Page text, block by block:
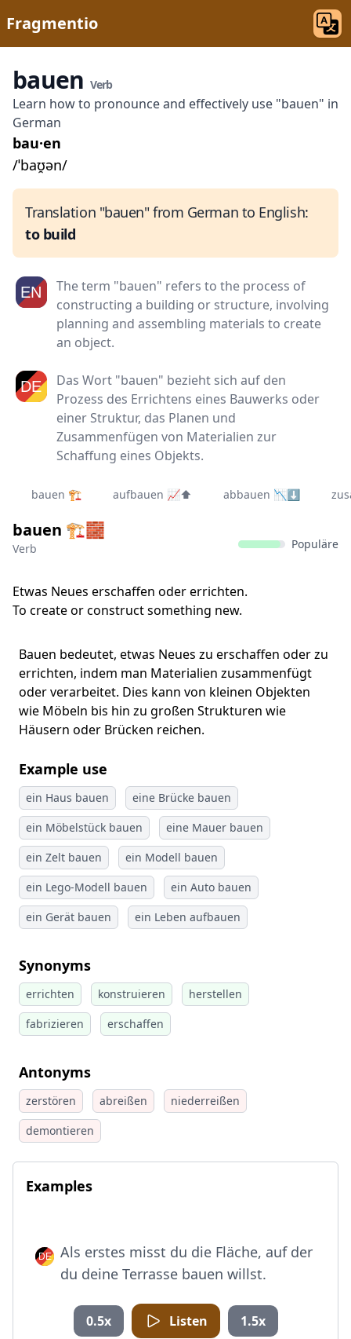
Fragmentio
bauen Verb
Learn how to pronounce and effectively use "bauen" in
German
bau·en
/ˈbaʊ̯ən/
Translation "bauen" from German to English:
to build
The term "bauen" refers to the process of
constructing a building or structure, involving
planning and assembling materials to create
an object.
Das Wort "bauen" bezieht sich auf den
Prozess des Errichtens eines Bauwerks oder
einer Struktur, das Planen und
Zusammenfügen von Materialien zur
Schaffung eines Objekts.
bauen 🏗️ aufbauen 📈⬆ abbauen 📉⬇
bauen 🏗️🧱
Verb Populäre
Etwas Neues erschaffen oder errichten.
To create or construct something new.
Bauen bedeutet, etwas Neues zu erschaffen oder zu
errichten, indem man Materialien zusammenfügt
oder verarbeitet. Dies kann von kleinen Objekten
wie Möbeln bis hin zu großen Strukturen wie
Häusern oder Brücken reichen.
Example use
ein Haus bauen
eine Brücke bauen
ein Möbelstück bauen
eine Mauer bauen
ein Zelt bauen
ein Modell bauen
ein Lego-Modell bauen
ein Auto bauen
ein Gerät bauen
ein Leben aufbauen
Synonyms
errichten konstruieren
herstellen
fabrizieren
erschaffen
Antonyms
zerstören abreißen
niederreißen
demontieren
Examples
Als erstes misst du die Fläche, auf der
du deine Terrasse bauen willst.
0.5x Listen 1.5x